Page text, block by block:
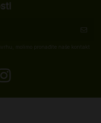
molimo pronađite naše kontakt